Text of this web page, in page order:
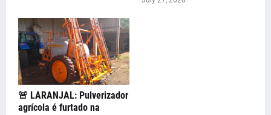
🚨 LARANJAL: Pulverizador
agrícola é furtado na